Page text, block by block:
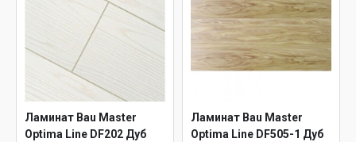
Ламинат Bau Master
Optima Line DF202 Дуб
Ламинат Bau Master
Optima Line DF505-1 Дуб